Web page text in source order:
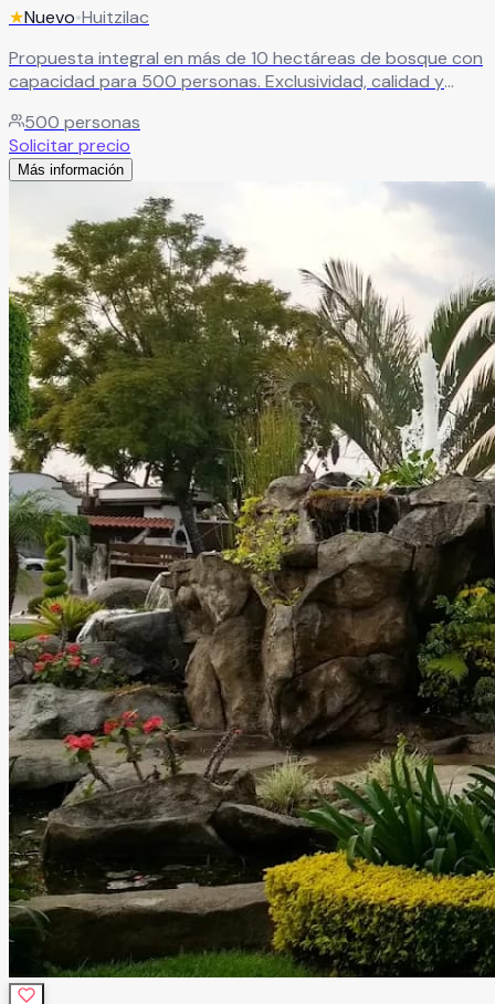
★Nuevo•Huitzilac
Propuesta integral en más de 10 hectáreas de bosque con
capacidad para 500 personas. Exclusividad, calidad y
características.Leer más
500 personas
Solicitar precio
Más información